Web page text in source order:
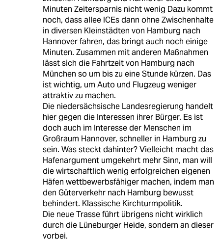
Minuten Zeitersparnis nicht wenig Dazu kommt
noch, dass allee ICEs dann ohne Zwischenhalte
in diversen Kleinstädten von Hamburg nach
Hannover fahren, das bringt auch noch einige
Minuten. Zusammen mit anderen Maßnahmen
lässt sich die Fahrtzeit von Hamburg nach
München so um bis zu eine Stunde kürzen. Das
ist wichtig, um Auto und Flugzeug weniger
attraktiv zu machen.
Die niedersächsische Landesregierung handelt
hier gegen die Interessen ihrer Bürger. Es ist
doch auch im Interesse der Menschen im
Großraum Hannover, schneller in Hamburg zu
sein. Was steckt dahinter? Vielleicht macht das
Hafenargument umgekehrt mehr Sinn, man will
die wirtschaftlich wenig erfolgreichen eigenen
Häfen wettbewerbsfähiger machen, indem man
den Güterverkehr nach Hamburg bewusst
behindert. Klassische Kirchturmpolitik.
Die neue Trasse führt übrigens nicht wirklich
durch die Lüneburger Heide, sondern an dieser
vorbei.